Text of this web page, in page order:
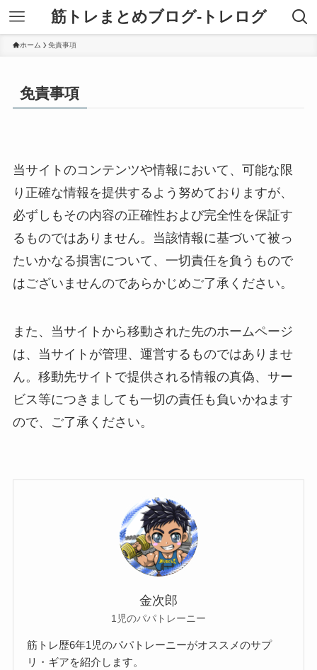
筋トレまとめブログ-トレログ
ホーム 免責事項
免責事項
当サイトのコンテンツや情報において、可能な限
り正確な情報を提供するよう努めておりますが、
必ずしもその内容の正確性および完全性を保証す
るものではありません。当該情報に基づいて被っ
たいかなる損害について、一切責任を負うもので
はございませんのであらかじめご了承ください。
また、当サイトから移動された先のホームページ
は、当サイトが管理、運営するものではありませ
ん。移動先サイトで提供される情報の真偽、サー
ビス等につきましても一切の責任も負いかねます
ので、ご了承ください。
金次郎
1児のパパトレーニー
筋トレ歴6年1児のパパトレーニーがオススメのサプ
リ・ギアを紹介します。